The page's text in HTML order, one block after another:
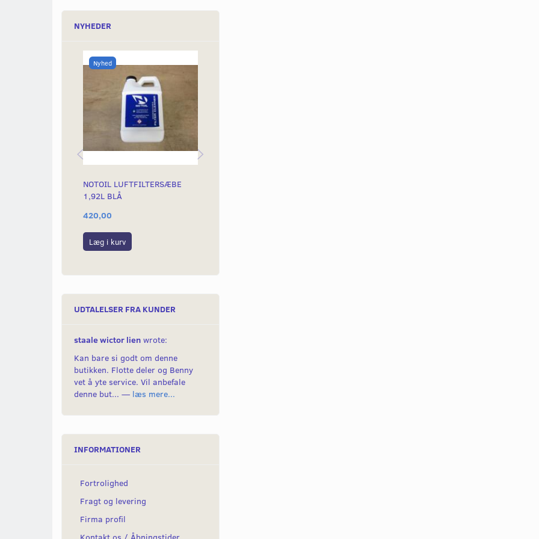
NYHEDER
Nyhed
NOTOIL LUFTFILTERSÆBE
1,92L BLÅ
420,00
Læg i kurv
UDTALELSER FRA KUNDER
staale wictor lien wrote:
Kan bare si godt om denne
butikken. Flotte deler og Benny
vet å yte service. Vil anbefale
denne but... — læs mere...
INFORMATIONER
Fortrolighed
Fragt og levering
Firma profil